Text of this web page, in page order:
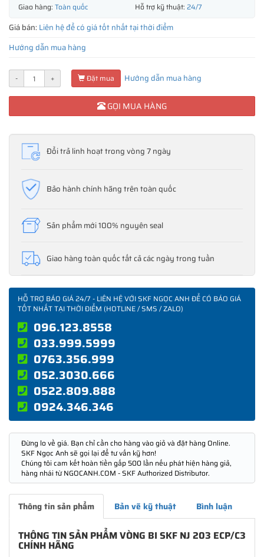
Giao hàng: Toàn quốc Hỗ trợ kỹ thuật: 24/7
Giá bán: Liên hệ để có giá tốt nhất tại thời điểm
Hướng dẫn mua hàng
- + Đặt mua Hướng dẫn mua hàng
GỌI MUA HÀNG
Đổi trả linh hoạt trong vòng 7 ngày
Bảo hành chính hãng trên toàn quốc
Sản phẩm mới 100% nguyên seal
Giao hàng toàn quốc tất cả các ngày trong tuần
HỖ TRỢ BÁO GIÁ 24/7 - LIÊN HỆ VỚI SKF NGỌC ANH ĐỂ CÓ BÁO GIÁ
TỐT NHẤT TẠI THỜI ĐIỂM (HOTLINE / SMS / ZALO)
096.123.8558
033.999.5999
0763.356.999
052.3030.666
0522.809.888
0924.346.346
Đừng lo về giá. Bạn chỉ cần cho hàng vào giỏ và đặt hàng Online.
SKF Ngọc Anh sẽ gọi lại để tư vấn kỹ hơn!
Chúng tôi cam kết hoàn tiền gấp 500 lần nếu phát hiện hàng giả,
hàng nhái từ NGOCANH.COM - SKF Authorized Distributor.
Thông tin sản phẩm Bản vẽ kỹ thuật Bình luận
THÔNG TIN SẢN PHẨM VÒNG BI SKF NJ 203 ECP/C3
CHÍNH HÃNG